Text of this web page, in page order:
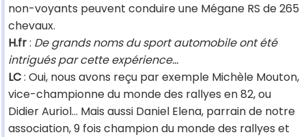
non-voyants peuvent conduire une Mégane RS de 265
chevaux.
H.fr: De grands noms du sport automobile ont été
intrigués par cette expérience...
LC: Oui, nous avons reçu par exemple Michèle Mouton,
vice-championne du monde des rallyes en 82, ou
Didier Auriol... Mais aussi Daniel Elena, parrain de notre
association, 9 fois champion du monde des rallyes et